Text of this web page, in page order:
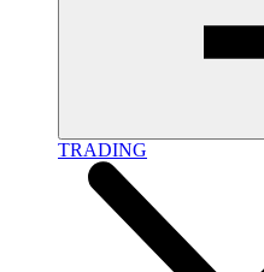
TRADING